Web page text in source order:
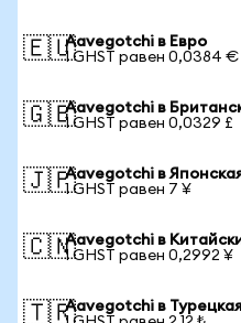
🇪🇺Aavegotchi в Евро
1 GHST равен 0,0384 €
🇬🇧Aavegotchi в
1 GHST равен 0,0329 £
🇯🇵Aavegotchi в
1 GHST равен 7 ¥
🇨🇳Aavegotchi в
1 GHST равен 0,2992 ¥
🇹🇷Aavegotchi в